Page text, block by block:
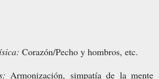
Corazón/Pecho y hombros, etc.
Armonización, simpatía de la mente